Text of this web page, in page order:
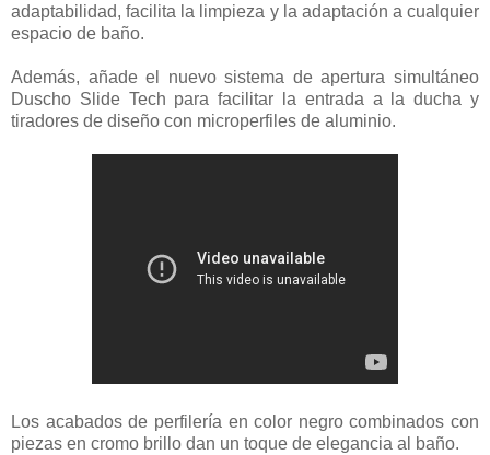
adaptabilidad, facilita la limpieza y la adaptación a cualquier
espacio de baño.
Además, añade el nuevo sistema de apertura simultáneo
Duscho Slide Tech para facilitar la entrada a la ducha y
tiradores de diseño con microperfiles de aluminio.
Los acabados de perfilería en color negro combinados con
piezas en cromo brillo dan un toque de elegancia al baño.